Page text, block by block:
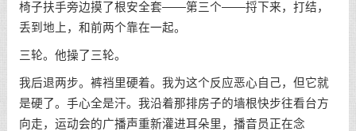
椅子扶手旁边摸了根安全套——第三个——捋下来，打结，
丢到地上，和前两个靠在一起。
三轮。他操了三轮。
我后退两步。裤裆里硬着。我为这个反应恶心自己，但它就
是硬了。手心全是汗。我沿着那排房子的墙根快步往看台方
向走，运动会的广播声重新灌进耳朵里，播音员正在念